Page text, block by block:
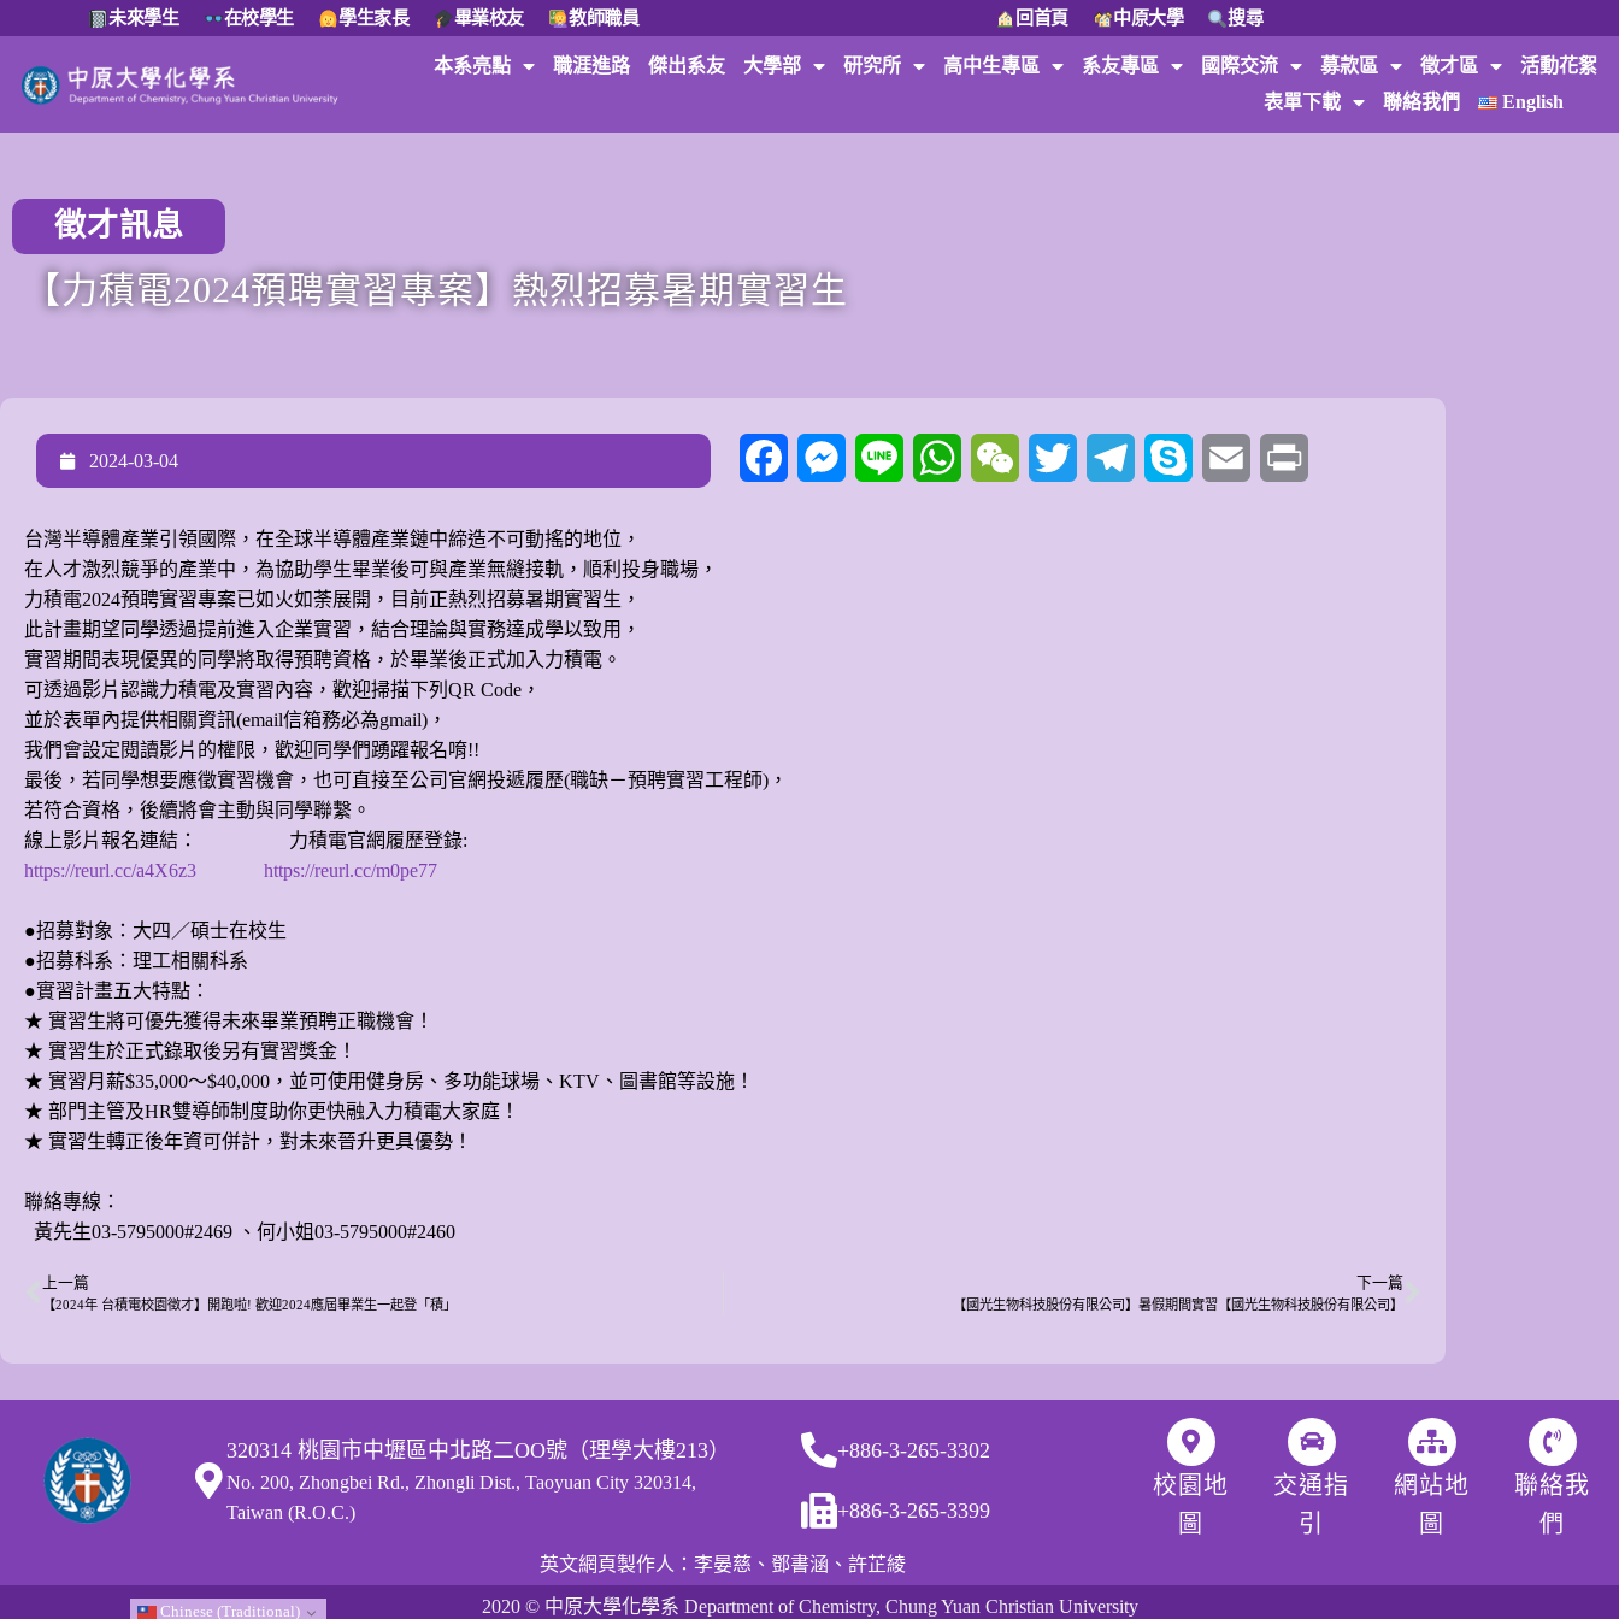
未來學生 在校學生 學生家長 畢業校友 教師職員 回首頁 中原大學 搜尋
本系亮點 職涯進路 傑出系友 大學部 研究所 高中生專區 系友專區 國際交流 募款區 徵才區
活動花絮
表單下載
聯絡我們 English
徵才訊息
【力積電2024預聘實習專案】熱烈招募暑期實習生
2024-03-04 FacebookMessengerLine WhatsAppWeChat Twitter Telegram Skype Email
台灣半導體產業引領國際，在全球半導體產業鏈中締造不可動搖的地位，
在人才激烈競爭的產業中，為協助學生畢業後可與產業無縫接軌，順利投身職場，
力積電2024預聘實習專案已如火如荼展開，目前正熱烈招募暑期實習生，
此計畫期望同學透過提前進入企業實習，結合理論與實務達成學以致用，
實習期間表現優異的同學將取得預聘資格，於畢業後正式加入力積電。
可透過影片認識力積電及實習內容，歡迎掃描下列QR Code，
並於表單內提供相關資訊(email信箱務必為gmail)，
我們會設定閱讀影片的權限，歡迎同學們踴躍報名唷!!
最後，若同學想要應徵實習機會，也可直接至公司官網投遞履歷(職缺－預聘實習工程師)，
若符合資格，後續將會主動與同學聯繫。
線上影片報名連結： 力積電官網履歷登錄:
https://reurl.cc/a4X6z3
https://reurl.cc/m0pe77
●招募對象： 大四／碩士在校生
●招募科系： 理工相關科系
●實習計畫五大特點：
★ 實習生將可優先獲得未來畢業預聘正職機會！
★ 實習生於正式錄取後另有實習獎金！
★ 實習月薪$35,000～$40,000，並可使用健身房、多功能球場、KTV、圖書館等設施！
★ 部門主管及HR雙導師制度助你更快融入力積電大家庭！
★ 實習生轉正後年資可併計，對未來晉升更具優勢！
聯絡專線：
黃先生03-5795000#2469 、何小姐03-5795000#2460
上一篇
【2024年 台積電校園徵才】開跑啦! 歡迎2024應屆畢業生一起登「積」
下一篇
【國光生物科技股份有限公司】暑假期間實習【國光生物科技股份有限公司】
320314 桃園市中壢區中北路二OO號（理學大樓213）
No. 200, Zhongbei Rd., Zhongli Dist., Taoyuan City 320314,
Taiwan (R.O.C.)
+886-3-265-3302
+886-3-265-3399
校園地
圖
交通指
引
網站地
圖
聯絡我
們
英文網頁製作人：李晏慈、鄧書涵、許芷綾
2020 © 中原大學化學系 Department of Chemistry, Chung Yuan Christian University
Chinese (Traditional)